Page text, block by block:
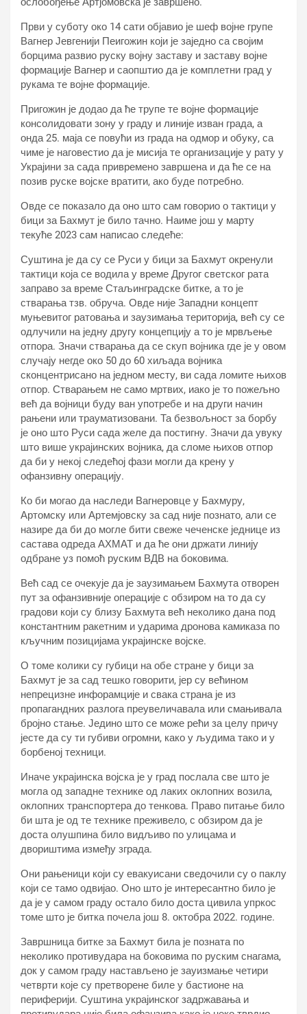
Први у суботу око 14 сати објавио је шеф војне групе
Вагнер Јевгенији Пеигожин који је заједно са својим
борцима развио руску војну заставу и заставу војне
формације Вагнер и саопштио да је комплетни град у
рукама те војне формације.
Пригожин је додао да ће трупе те војне формације
консолидовати зону у граду и линије изван града, а
онда 25. маја се повући из града на одмор и обуку, са
чиме је наговестио да је мисија те организације у рату у
Украјини за сада привремено завршена и да ће се на
позив руске војске вратити, ако буде потребно.
Овде се показало да оно што сам говорио о тактици у
бици за Бахмут је било тачно. Наиме још у марту
текуће 2023 сам написао следеће:
Суштина је да су се Руси у бици за Бахмут окренули
тактици која се водила у време Другог светског рата
заправо за време Стаљинградске битке, а то је
стварања тзв. обруча. Овде није Западни концепт
муњевитог ратовања и заузимања територија, већ су се
одлучили на једну другу концепцију а то је мрвљење
отпора. Значи стварања да се скуп војника где је у овом
случају негде око 50 до 60 хиљада војника
сконцентрисано на једном месту, ви сада ломите њихов
отпор. Стварањем не само мртвих, иако је то пожељно
већ да војници буду ван употребе и на други начин
рањени или трауматизовани. Та безвољност за борбу
је оно што Руси сада желе да постигну. Значи да увуку
што више украјинских војника, да сломе њихов отпор
да би у некој следећој фази могли да крену у
офанзивну операцију.
Ко би могао да наследи Вагнеровце у Бахмуру,
Артомску или Артемјовску за сад није познато, али се
назире да би до могле бити свеже чеченске једнице из
састава одреда АХМАТ и да ће они држати линију
одбране уз помоћ руским ВДВ на боковима.
Већ сад се очекује да је заузимањем Бахмута отворен
пут за офанзивније операције с обзиром на то да су
градови који су близу Бахмута већ неколико дана под
константним ракетним и ударима дронова камиказа по
кључним позицијама украјинске војске.
О томе колики су губици на обе стране у бици за
Бахмут је за сад тешко говорити, јер су већином
непрецизне инфорамције и свака страна је из
пропагандних разлога преувеличавала или смањивала
бројно стање. Једино што се може рећи за целу причу
јесте да су ти губиви огромни, како у људима тако и у
борбеној техници.
Иначе украјинска војска је у град послала све што је
могла од западне технике од лаких оклопних возила,
оклопних транспортера до тенкова. Право питање било
би шта је од те технике преживело, с обзиром да је
доста олушпина било видљиво по улицама и
двориштима између зграда.
Они рањеници који су евакуисани сведочили су о паклу
који се тамо одвијао. Оно што је интересантно било је
да је у самом граду остало било доста цивила упркос
томе што је битка почела још 8. октобра 2022. године.
Завршница битке за Бахмут била је позната по
неколико противудара на боковима по руским снагама,
док у самом граду настављено је зауизмање четири
четврти које су претворене биле у бастионе на
периферији. Суштина украјинског задржавања и